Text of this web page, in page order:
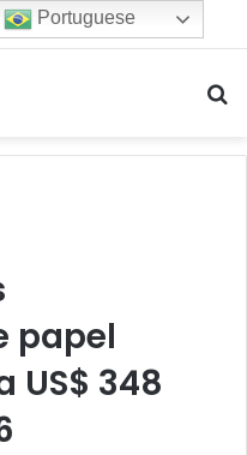
Mapel destaca versatilidade do poder da impressão na FuturePrint 2026
papel
US$ 348
Portuguese